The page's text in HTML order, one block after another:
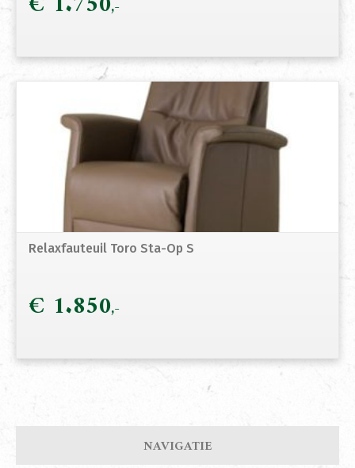
Relaxfauteuil Toro Sta-Op S
€ 1.850
NAVIGATIE